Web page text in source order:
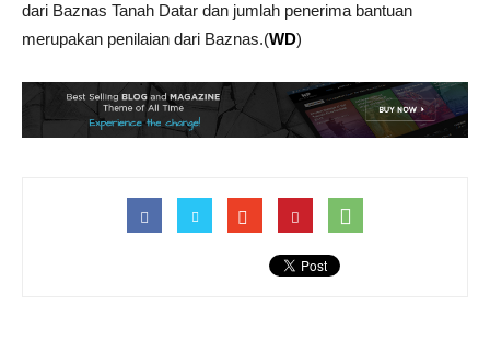
dari Baznas Tanah Datar dan jumlah penerima bantuan
merupakan penilaian dari Baznas.(WD)